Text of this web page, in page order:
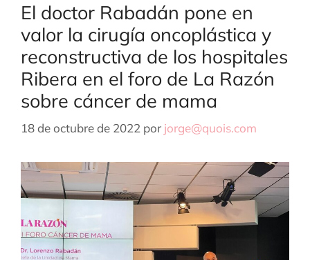
El doctor Rabadán pone en
valor la cirugía oncoplástica y
reconstructiva de los hospitales
Ribera en el foro de La Razón
sobre cáncer de mama
18 de octubre de 2022 por jorge@quois.com